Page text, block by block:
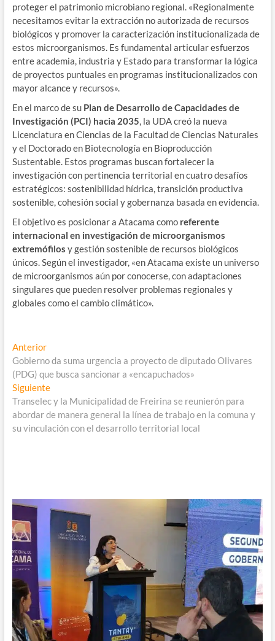
proteger el patrimonio microbiano regional. «Regionalmente
necesitamos evitar la extracción no autorizada de recursos
biológicos y promover la caracterización institucionalizada de
estos microorganismos. Es fundamental articular esfuerzos
entre academia, industria y Estado para transformar la lógica
de proyectos puntuales en programas institucionalizados con
mayor alcance y recursos».
En el marco de su Plan de Desarrollo de Capacidades de
Investigación (PCI) hacia 2035, la UDA creó la nueva
Licenciatura en Ciencias de la Facultad de Ciencias Naturales
y el Doctorado en Biotecnología en Bioproducción
Sustentable. Estos programas buscan fortalecer la
investigación con pertinencia territorial en cuatro desafíos
estratégicos: sostenibilidad hídrica, transición productiva
sostenible, cohesión social y gobernanza basada en evidencia.
El objetivo es posicionar a Atacama como referente
internacional en investigación de microorganismos
extremófilos y gestión sostenible de recursos biológicos
únicos. Según el investigador, «en Atacama existe un universo
de microorganismos aún por conocerse, con adaptaciones
singulares que pueden resolver problemas regionales y
globales como el cambio climático».
Navegación
de
entradas
AnteriorEntrada
anterior:
Gobierno da suma urgencia a proyecto de diputado Olivares
(PDG) que busca sancionar a «encapuchados»
SiguienteEntrada
siguiente:
Transelec y la Municipalidad de Freirina se reunierón para
abordar de manera general la línea de trabajo en la comuna y
su vinculación con el desarrollo territorial local